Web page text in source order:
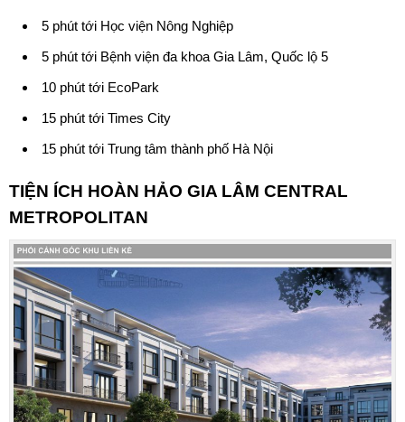
5 phút tới Học viện Nông Nghiệp
5 phút tới Bệnh viện đa khoa Gia Lâm, Quốc lộ 5
10 phút tới EcoPark
15 phút tới Times City
15 phút tới Trung tâm thành phố Hà Nội
TIỆN ÍCH HOÀN HẢO GIA LÂM CENTRAL
METROPOLITAN